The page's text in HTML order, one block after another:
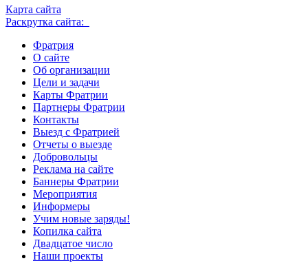
Карта сайта
Раскрутка сайта:
Фратрия
О сайте
Об организации
Цели и задачи
Карты Фратрии
Партнеры Фратрии
Контакты
Выезд с Фратрией
Отчеты о выезде
Добровольцы
Реклама на сайте
Баннеры Фратрии
Мероприятия
Информеры
Учим новые заряды!
Копилка сайта
Двадцатое число
Наши проекты